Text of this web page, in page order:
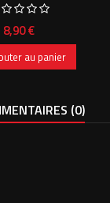
Prix
8,90 €
au panier
(0)